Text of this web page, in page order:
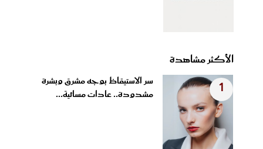
الأكثر مشاهدة
1
سر الاستيقاظ بوجه مشرق وبشرة
مشدودة.. عادات مسائية...